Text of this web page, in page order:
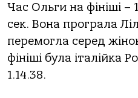
Час Ольги на фініші –
сек. Вона програла
перемогла серед
фініші була італійка
1.14.38.